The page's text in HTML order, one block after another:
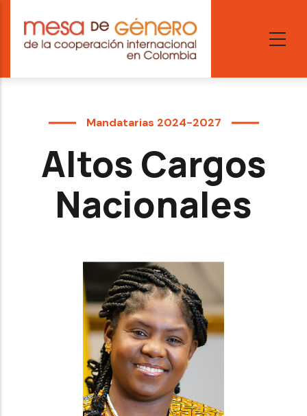
main
content
Mandatarias 2024-2027
Altos Cargos
Nacionales